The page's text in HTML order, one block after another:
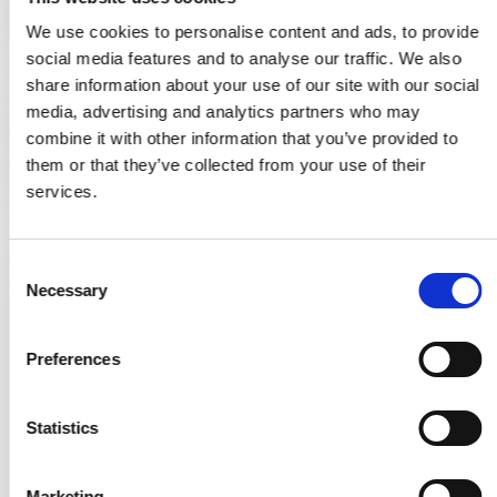
We use cookies to personalise content and ads, to provide
social media features and to analyse our traffic. We also
share information about your use of our site with our social
media, advertising and analytics partners who may
combine it with other information that you’ve provided to
them or that they’ve collected from your use of their
services.
Necessary
Preferences
Statistics
Aprile Türgriffe - Mattes Gold - Modell Alora R